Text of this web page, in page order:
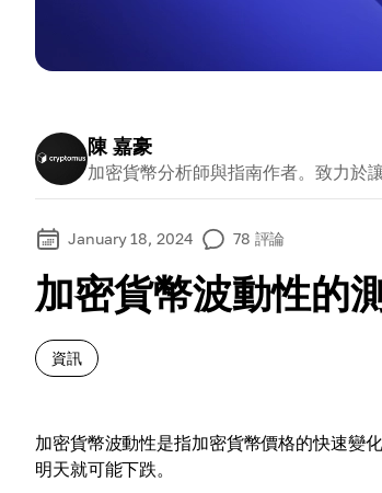
陳 嘉豪
加密貨幣分析師與指南作者。致力於
January 18, 2024 78 評論
加密貨幣波動性的
資訊
加密貨幣波動性是指加密貨幣價格的快速變
明天就可能下跌。